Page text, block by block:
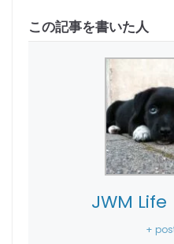
この記事を書いた人
JWM
+